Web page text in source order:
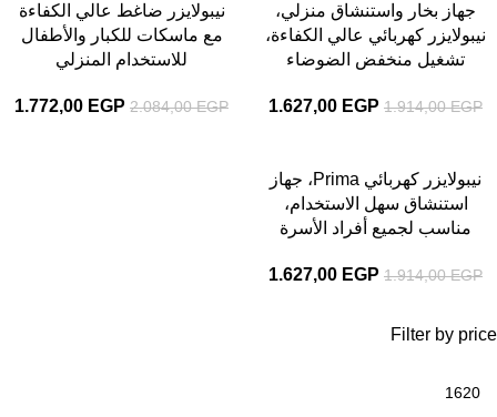
Filter by price
جهاز بخار واستنشاق منزلي،
نيبولايزر كهربائي عالي الكفاءة،
تشغيل منخفض الضوضاء
1.914,00EGP
1.627,00 EGP
نيبولايزر ضاغط عالي الكفاءة
مع ماسكات للكبار والأطفال
للاستخدام المنزلي
2.084,00EGP
1.772,00 EGP
نيبولايزر كهربائي Prima، جهاز
استنشاق سهل الاستخدام،
مناسب لجميع أفراد الأسرة
1.914,00EGP
1.627,00 EGP